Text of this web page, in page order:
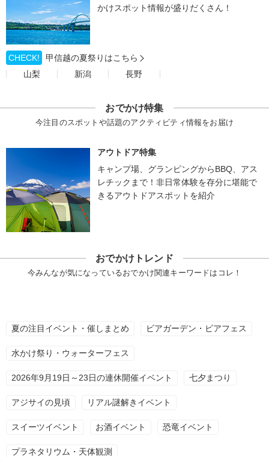
かけスポット情報が盛りだくさん！
CHECK!
甲信越の夏祭りはこちら
山梨
新潟 長野
おでかけ特集
今注目のスポットや話題のアクティビティ情報をお届け
アウトドア特集
キャンプ場、グランピングからBBQ、アス
レチックまで！非日常体験を存分に堪能で
きるアウトドアスポットを紹介
おでかけトレンド
今みんなが気になっているおでかけ関連キーワードはコレ！
夏の注目イベント・催しまとめ ビアガーデン・ビアフェス
水かけ祭り・ウォーターフェス
2026年9月19日～23日の連休開催イベント 七夕まつり
アジサイの見頃 リアル謎解きイベント
スイーツイベント お酒イベント 恐竜イベント
プラネタリウム・天体観測